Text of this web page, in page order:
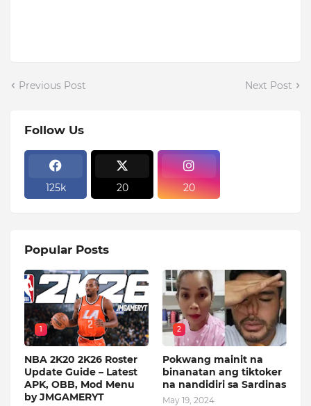
Previous Post Next Post
Follow Us
125k 20 20
Popular Posts
1
NBA 2K20 2K26 Roster
Update Guide – Latest
APK, OBB, Mod Menu
by JMGAMERYT
2
Pokwang mainit na
binanatan ang tiktoker
na nandidiri sa Sardinas
May 19, 2024